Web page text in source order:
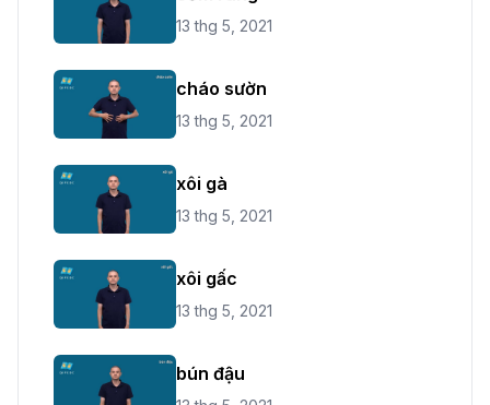
13 thg 5, 2021
cháo sườn
13 thg 5, 2021
xôi gà
13 thg 5, 2021
xôi gấc
13 thg 5, 2021
bún đậu